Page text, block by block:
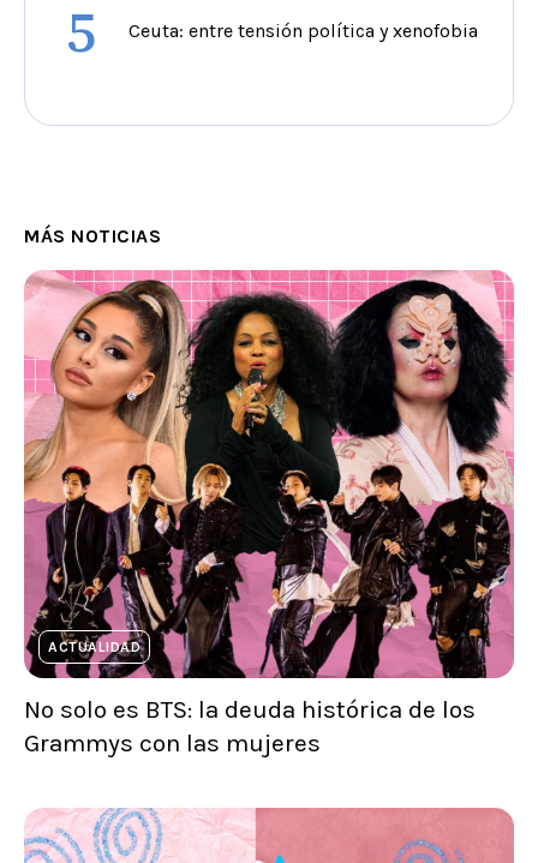
5 Ceuta: entre tensión política y xenofobia
MÁS NOTICIAS
ACTUALIDAD
No solo es BTS: la deuda histórica de los
Grammys con las mujeres